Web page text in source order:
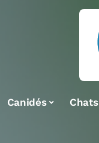
Canidés Chats